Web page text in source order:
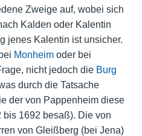
Zweige auf, wobei sich
Kalden oder Kalentin
jenes Kalentin ist unsicher.
Monheimoder bei
nicht jedoch die Burg
durch die Tatsache
der von Pappenheim diese
bis 1692 besaß). Die von
von Gleißberg (bei Jena)